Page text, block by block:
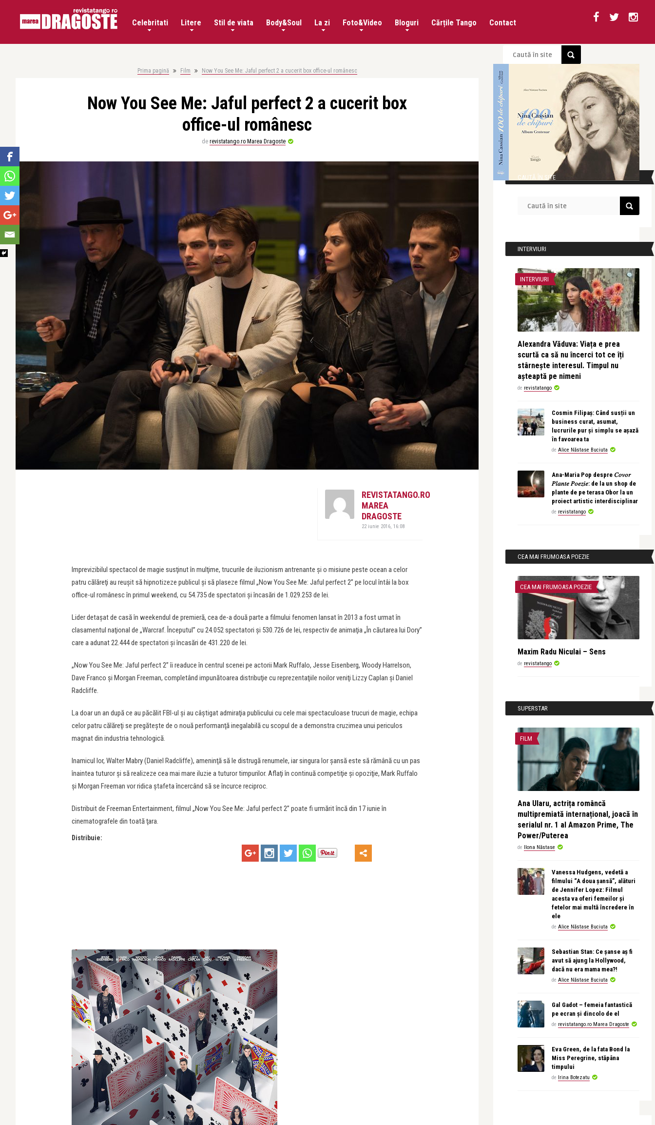
Celebritati Litere Stil de viata Body&Soul La zi Foto&Video Bloguri Cărțile Tango Contact
Prima pagină Film Now You See Me: Jaful perfect 2 a cucerit box office-ul românesc
Now You See Me: Jaful perfect 2 a cucerit box
office-ul românesc
de revistatango.ro Marea Dragoste
REVISTATANGO.RO
MAREA
DRAGOSTE
22 iunie 2016, 16:08
Imprevizibilul spectacol de magie susţinut în mulţime, trucurile de iluzionism antrenante şi o misiune peste ocean a celor
patru călăreţi au reuşit să hipnotizeze publicul şi să plaseze filmul „Now You See Me: Jaful perfect 2” pe locul întâi la box
office-ul românesc în primul weekend, cu 54.735 de spectatori şi încasări de 1.029.253 de lei.
Lider detaşat de casă în weekendul de premieră, cea de-a două parte a filmului fenomen lansat în 2013 a fost urmat în
clasamentul naţional de „Warcraf. Începutul” cu 24.052 spectatori şi 530.726 de lei, respectiv de animaţia „În căutarea lui Dory”
care a adunat 22.444 de spectatori şi încasări de 431.220 de lei.
„Now You See Me: Jaful perfect 2” îi readuce în centrul scenei pe actorii Mark Ruffalo, Jesse Eisenberg, Woody Harrelson,
Dave Franco şi Morgan Freeman, completând impunătoarea distribuţie cu reprezentaţiile noilor veniţi Lizzy Caplan şi Daniel
Radcliffe.
La doar un an după ce au păcălit FBI-ul şi au câştigat admiraţia publicului cu cele mai spectaculoase trucuri de magie, echipa
celor patru călăreţi se pregăteşte de o nouă performanţă inegalabilă cu scopul de a demonstra cruzimea unui periculos
magnat din industria tehnologică.
Inamicul lor, Walter Mabry (Daniel Radcliffe), ameninţă să le distrugă renumele, iar singura lor şansă este să rămână cu un pas
înaintea tuturor şi să realizeze cea mai mare iluzie a tuturor timpurilor. Aflaţi în continuă competiţie şi opoziţie, Mark Ruffalo
şi Morgan Freeman vor ridica ştafeta încercând să se încurce reciproc.
Distribuit de Freeman Entertainment, filmul „Now You See Me: Jaful perfect 2” poate fi urmărit încă din 17 iunie în
cinematografele din toată ţara.
Distribuie:
CAUTĂ ÎN SITE
INTERVIURI
INTERVIURI
Alexandra Văduva: Viața e prea
scurtă ca să nu încerci tot ce îți
stârnește interesul. Timpul nu
așteaptă pe nimeni
de revistatango
Cosmin Filipaș: Când susții un
business curat, asumat,
lucrurile pur și simplu se așază
în favoarea ta
de Alice Năstase Buciuta
Ana-Maria Pop despre 𝐶𝑜𝑣𝑜𝑟
𝑃𝑙𝑎𝑛𝑡𝑒 𝑃𝑜𝑒𝑧𝑖𝑒: de la un shop de
plante de pe terasa Obor la un
proiect artistic interdisciplinar
de revistatango
CEA MAI FRUMOASA POEZIE
CEA MAI FRUMOASA POEZIE
Maxim Radu Niculai – Sens
de revistatango
SUPERSTAR
FILM
Ana Ularu, actrița româncă
multipremiată internațional, joacă în
serialul nr. 1 al Amazon Prime, The
Power/Puterea
de Ilona Năstase
Vanessa Hudgens, vedetă a
filmului “A doua șansă”, alături
de Jennifer Lopez: Filmul
acesta va oferi femeilor și
fetelor mai multă încredere în
ele
de Alice Năstase Buciuta
Sebastian Stan: Ce șanse aș fi
avut să ajung la Hollywood,
dacă nu era mama mea?!
de Alice Năstase Buciuta
Gal Gadot – femeia fantastică
pe ecran și dincolo de el
de revistatango.ro Marea Dragoste
Eva Green, de la fata Bond la
Miss Peregrine, stăpâna
timpului
de Irina Botezatu